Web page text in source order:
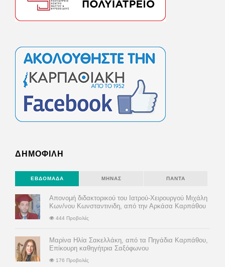
ΔΗΜΟΦΙΛΗ
ΕΒΔΟΜΆΔΑ ΜΉΝΑΣ ΠΆΝΤΑ
Απονομή διδακτορικού του Ιατρού-Χειρουργού Μιχάλη
Κων/νου Κωνσταντινιδη, από την Αρκάσα Καρπάθου
444 Προβολές
Μαρίνα Ηλία Σακελλάκη, από τα Πηγάδια Καρπάθου,
Επίκουρη καθηγήτρια Σαξόφωνου
176 Προβολές